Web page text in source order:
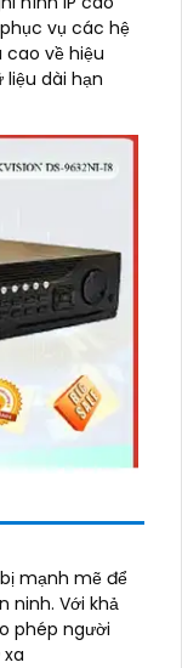
vụ các hệ
về hiệu
dài hạn
mạnh mẽ để
khả
phép người